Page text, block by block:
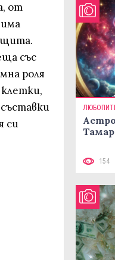
от
със
роля
си
154